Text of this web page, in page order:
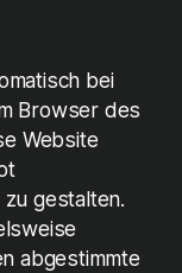
bei
Browser des
Website
gestalten.
abgestimmte